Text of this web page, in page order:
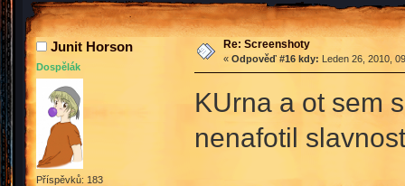
Junit Horson
Dospělák
Příspěvků: 183
Re: Screenshoty
« Odpověď #16 kdy: Leden 26, 2010,
KUrna a ot sem
nenafotil